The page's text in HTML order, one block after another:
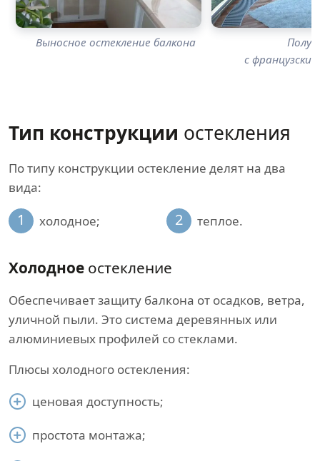
Выносное остекление балкона
с
Тип конструкции остекления
По типу конструкции остекление делят на два
вида:
1 холодное; 2 теплое.
Холодное остекление
Обеспечивает защиту балкона от осадков, ветра,
уличной пыли. Это система деревянных или
алюминиевых профилей со стеклами.
Плюсы холодного остекления:
ценовая доступность;
простота монтажа;